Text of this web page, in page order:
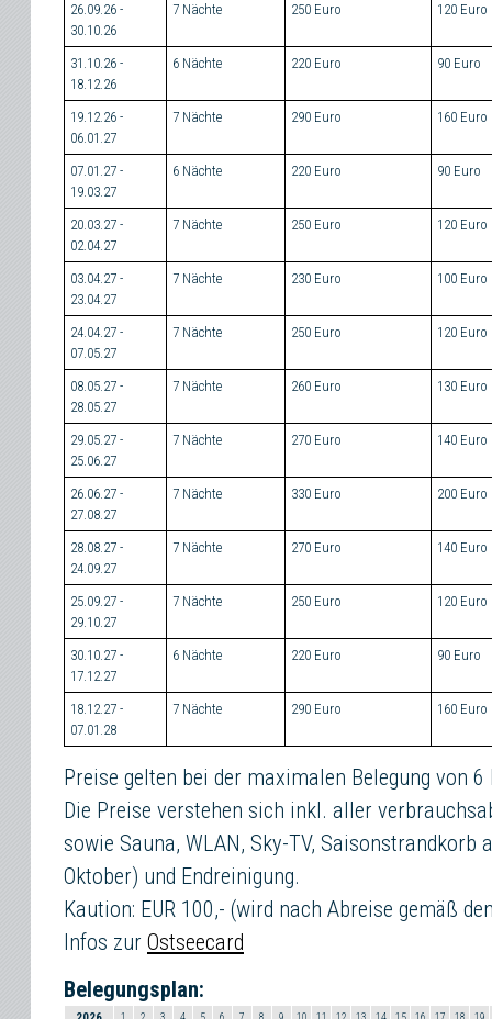
26.09.26 -
30.10.26
7 Nächte 250 Euro 120 Euro
31.10.26 -
18.12.26
6 Nächte 220 Euro 90 Euro
19.12.26 -
06.01.27
7 Nächte 290 Euro 160 Euro
07.01.27 -
19.03.27
6 Nächte 220 Euro 90 Euro
20.03.27 -
02.04.27
7 Nächte 250 Euro 120 Euro
03.04.27 -
23.04.27
7 Nächte 230 Euro 100 Euro
24.04.27 -
07.05.27
7 Nächte 250 Euro 120 Euro
08.05.27 -
28.05.27
7 Nächte 260 Euro 130 Euro
29.05.27 -
25.06.27
7 Nächte 270 Euro 140 Euro
26.06.27 -
27.08.27
7 Nächte 330 Euro 200 Euro
28.08.27 -
24.09.27
7 Nächte 270 Euro 140 Euro
25.09.27 -
29.10.27
7 Nächte 250 Euro 120 Euro
30.10.27 -
17.12.27
6 Nächte 220 Euro 90 Euro
18.12.27 -
07.01.28
7 Nächte 290 Euro 160 Euro
Preise gelten bei der maximalen Belegung von 6
Die Preise verstehen sich inkl. aller
sowie Sauna, WLAN, Sky-TV,
Oktober) und Endreinigung.
Kaution: EUR 100,- (wird nach Abreise gemäß
Infos zur Ostseecard
Belegungsplan: